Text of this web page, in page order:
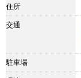
住所
交通
駐車場